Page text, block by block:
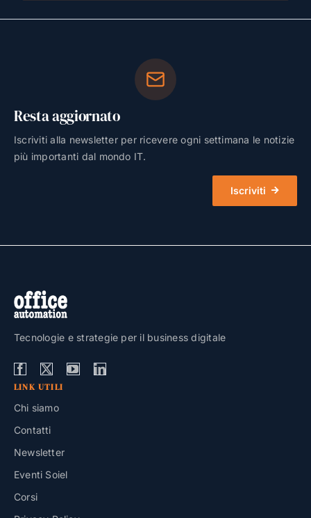
Resta aggiornato
Iscriviti alla newsletter per ricevere ogni settimana le notizie
più importanti dal mondo IT.
Iscriviti
Tecnologie e strategie per il business digitale
LINK UTILI
Chi siamo
Contatti
Newsletter
Eventi Soiel
Corsi